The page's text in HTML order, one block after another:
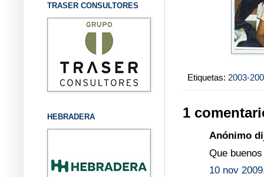
Etiquetas: 2003-
1
Anónimo
Que buenos
10 nov
TRASER CONSULTORES
HEBRADERA